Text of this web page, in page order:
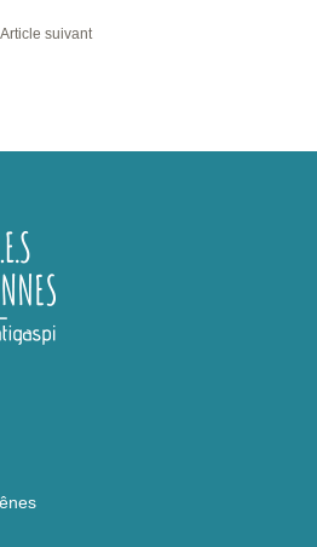
Article suivant